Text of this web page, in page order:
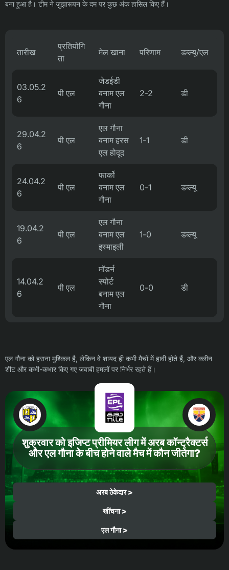
बना हुआ है। टीम ने जुझारूपन के दम पर कुछ अंक हासिल किए हैं।
तारीख
प्रतियोगि
ता
मेल खाना परिणाम डब्ल्यू/एल
03.05.2
6
पी एल
जेडईडी
बनाम एल
गौना
2-2 डी
29.04.2
6
पी एल
एल गौना
बनाम हरस
एल होदूद
1-1 डी
24.04.2
6
पी एल
फार्को
बनाम एल
गौना
0-1 डब्ल्यू
19.04.2
6
पी एल
एल गौना
बनाम एल
इस्माइली
1-0 डब्ल्यू
14.04.2
6
पी एल
मॉडर्न
स्पोर्ट
बनाम एल
गौना
0-0 डी
एल गौना को हराना मुश्किल है, लेकिन वे शायद ही कभी मैचों में हावी होते हैं, और क्लीन
शीट और कभी-कभार किए गए जवाबी हमलों पर निर्भर रहते हैं।
शुक्रवार को इजिप्ट प्रीमियर लीग में अरब कॉन्ट्रैक्टर्स
और एल गौना के बीच होने वाले मैच में कौन जीतेगा?
अरब ठेकेदार >
खींचना >
एल गौना >